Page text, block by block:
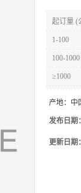
起订量 (
1-100
100-1000
≥1000
产地： 中
发布日期
更新日期